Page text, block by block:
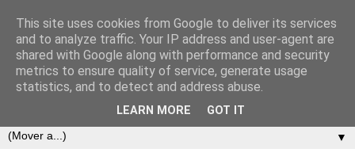
▼
This site uses cookies from Google to deliver its services
and to analyze traffic. Your IP address and user-agent are
shared with Google along with performance and security
metrics to ensure quality of service, generate usage
statistics, and to detect and address abuse.
LEARN MORE GOT IT